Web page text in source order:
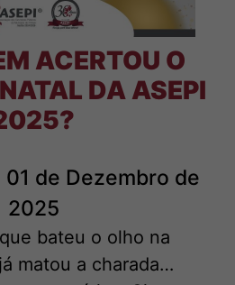
ACERTOU O
DA ASEPI
de Dezembro de
2025
bateu o olho na
matou a charada…